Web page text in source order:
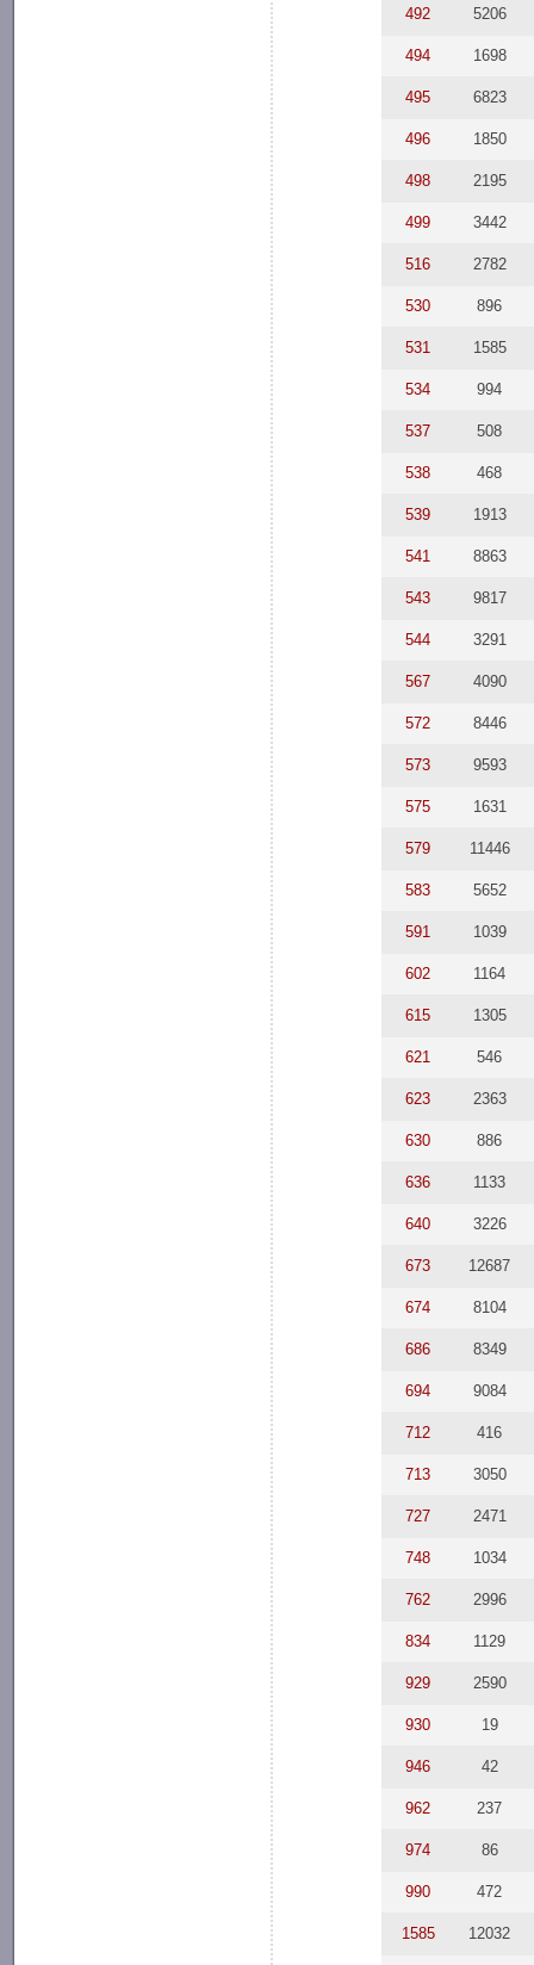
492 5206
494 1698
495 6823
496 1850
498 2195
499 3442
516 2782
530 896
531 1585
534 994
537 508
538 468
539 1913
541 8863
543 9817
544 3291
567 4090
572 8446
573 9593
575 1631
579 11446
583 5652
591 1039
602 1164
615 1305
621 546
623 2363
630 886
636 1133
640 3226
673 12687
674 8104
686 8349
694 9084
712 416
713 3050
727 2471
748 1034
762 2996
834 1129
929 2590
930 19
946 42
962 237
974 86
990 472
1585 12032